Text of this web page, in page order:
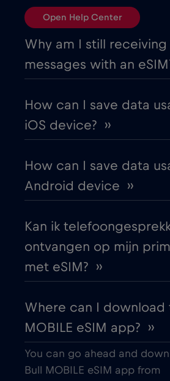
Open Help Center
Why am I still
messages with an
How can I save data
iOS device? ››
How can I save data
Android device ››
Kan ik
ontvangen op mijn
met eSIM? ››
Where can I download
MOBILE eSIM app? ››
You can go ahead and
Bull MOBILE eSIM app from